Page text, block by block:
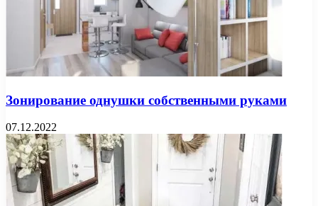
Зонирование однушки собственными руками
07.12.2022